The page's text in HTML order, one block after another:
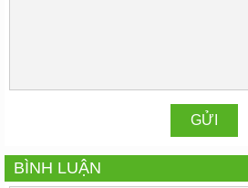
BÌNH LUẬN